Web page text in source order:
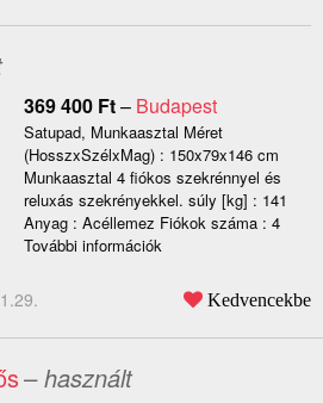
369 400 Ft– Budapest
Satupad, Munkaasztal Méret
(HosszxSzélxMag) : 150x79x146 cm
Munkaasztal 4 fiókos szekrénnyel és
reluxás szekrényekkel. súly [kg] : 141
Anyag : Acéllemez Fiókok száma : 4
További információk
Kedvencekbe
– használt